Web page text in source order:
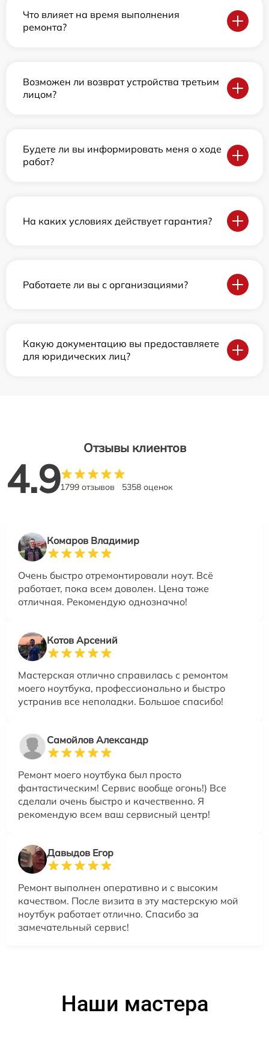
Что влияет на время выполнения
ремонта?
Возможен ли возврат устройства третьим
лицом?
Будете ли вы информировать меня о ходе
работ?
На каких условиях действует гарантия?
Работаете ли вы с организациями?
Какую документацию вы предоставляете
для юридических лиц?
Отзывы клиентов
4.91799 отзывов 5358 оценок
Комаров Владимир
Очень быстро отремонтировали ноут. Всё
работает, пока всем доволен. Цена тоже
отличная. Рекомендую однозначно!
Котов Арсений
Мастерская отлично справилась с ремонтом
моего ноутбука, профессионально и быстро
устранив все неполадки. Большое спасибо!
Самойлов Александр
Ремонт моего ноутбука был просто
фантастическим! Сервис вообще огонь!) Все
сделали очень быстро и качественно. Я
рекомендую всем ваш сервисный центр!
Давыдов Егор
Ремонт выполнен оперативно и с высоким
качеством. После визита в эту мастерскую мой
ноутбук работает отлично. Спасибо за
замечательный сервис!
Наши мастера